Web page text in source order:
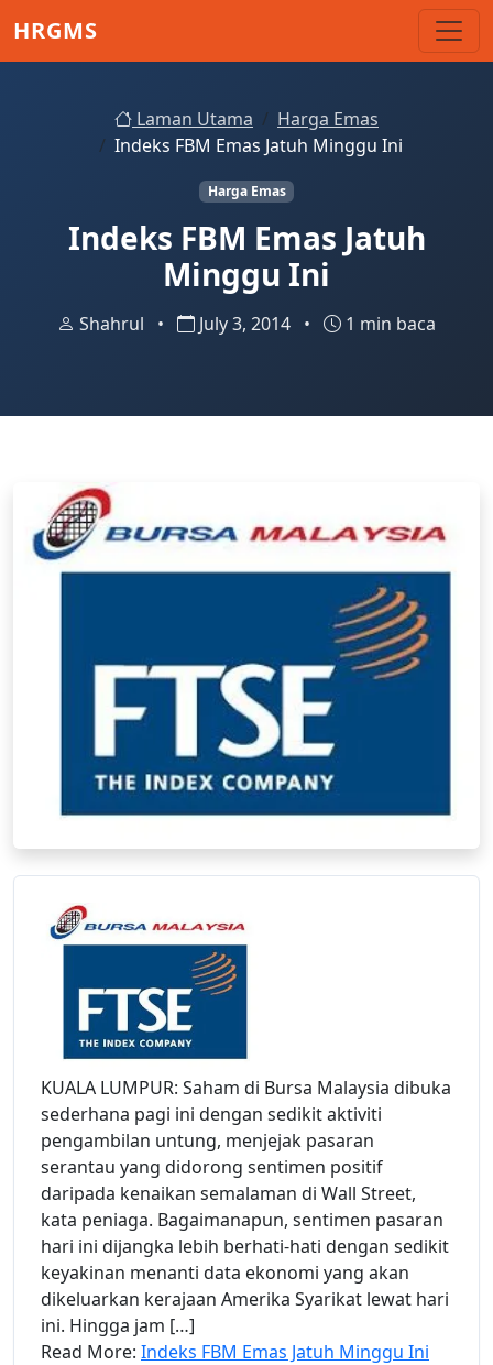
HRGMS
Laman Utama
Harga Emas
Indeks FBM Emas Jatuh Minggu Ini
Harga Emas
Indeks FBM Emas Jatuh
Minggu Ini
Shahrul • July 3, 2014 • 1 min baca
KUALA LUMPUR: Saham di Bursa Malaysia dibuka
sederhana pagi ini dengan sedikit aktiviti
pengambilan untung, menjejak pasaran
serantau yang didorong sentimen positif
daripada kenaikan semalaman di Wall Street,
kata peniaga. Bagaimanapun, sentimen pasaran
hari ini dijangka lebih berhati-hati dengan sedikit
keyakinan menanti data ekonomi yang akan
dikeluarkan kerajaan Amerika Syarikat lewat hari
ini. Hingga jam […]
Read More: Indeks FBM Emas Jatuh Minggu Ini